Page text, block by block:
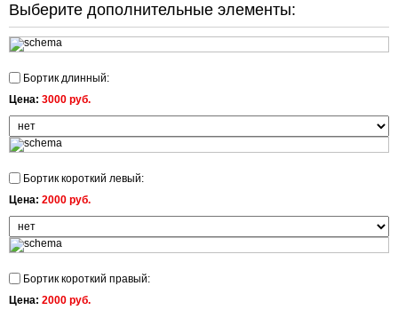
Выберите дополнительные элементы:
Бортик длинный:
Цена: 3000 руб.
Бортик короткий левый:
Цена: 2000 руб.
Бортик короткий правый:
Цена: 2000 руб.